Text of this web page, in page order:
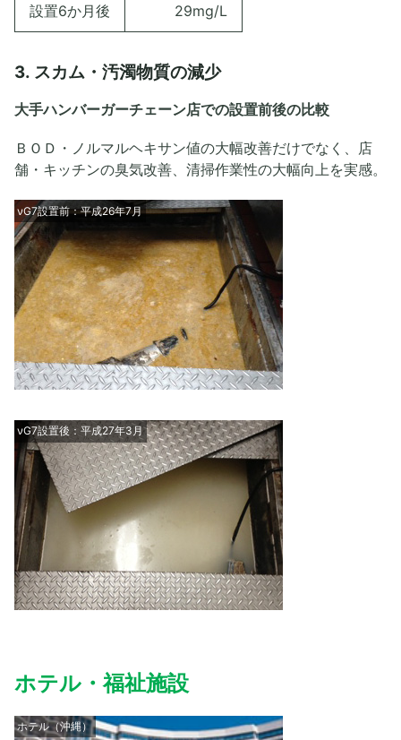
設置6か月後 29mg/L
3. スカム・汚濁物質の減少
大手ハンバーガーチェーン店での設置前後の比較
ＢＯＤ・ノルマルヘキサン値の大幅改善だけでなく、店
舗・キッチンの臭気改善、清掃作業性の大幅向上を実感。
νG7設置前：平成26年7月
νG7設置後：平成27年3月
ホテル・福祉施設
ホテル（沖縄）